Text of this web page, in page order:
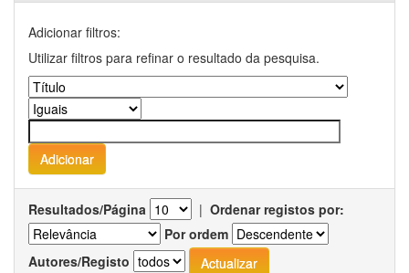
Adicionar filtros:
Utilizar filtros para refinar o resultado da pesquisa.
Resultados/Página | Ordenar registos por:
Por ordem
Autores/Registo